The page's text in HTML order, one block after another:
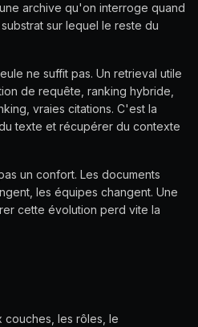
archive qu'on interroge quand
sur lequel le reste du
ne suffit pas. Un retrieval utile
de requête, ranking hybride,
vraies citations. C'est la
texte et récupérer du contexte
un confort. Les documents
les équipes changent. Une
cette évolution perd vite la
couches, les rôles, le